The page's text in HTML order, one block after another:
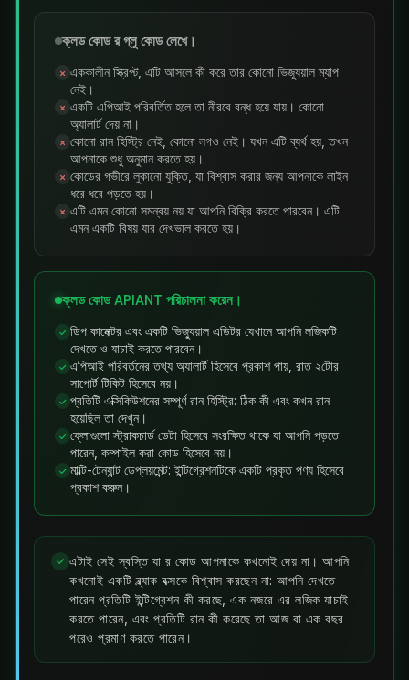
ক্লড কোড র গ্লু কোড লেখে।
✗ এককালীন স্ক্রিপ্ট, এটি আসলে কী করে তার কোনো ভিজ্যুয়াল ম্যাপ
নেই।
✗ একটি এপিআই পরিবর্তিত হলে তা নীরবে বন্ধ হয়ে যায়। কোনো
অ্যালার্ট দেয় না।
✗ কোনো রান হিস্ট্রি নেই, কোনো লগও নেই। যখন এটি ব্যর্থ হয়, তখন
আপনাকে শুধু অনুমান করতে হয়।
✗ কোডের গভীরে লুকানো যুক্তি, যা বিশ্বাস করার জন্য আপনাকে লাইন
ধরে ধরে পড়তে হয়।
✗ এটি এমন কোনো সমন্বয় নয় যা আপনি বিক্রি করতে পারবেন। এটি
এমন একটি বিষয় যার দেখভাল করতে হয়।
ক্লড কোড APIANT পরিচালনা করেন।
✓ ডিপ কানেক্টর এবং একটি ভিজ্যুয়াল এডিটর যেখানে আপনি লজিকটি
দেখতে ও যাচাই করতে পারবেন।
✓ এপিআই পরিবর্তনের তথ্য অ্যালার্ট হিসেবে প্রকাশ পায়, রাত ২টোর
সাপোর্ট টিকিট হিসেবে নয়।
✓ প্রতিটি এক্সিকিউশনের সম্পূর্ণ রান হিস্ট্রি: ঠিক কী এবং কখন রান
হয়েছিল তা দেখুন।
✓ ফ্লোগুলো স্ট্রাকচার্ড ডেটা হিসেবে সংরক্ষিত থাকে যা আপনি পড়তে
পারেন, কম্পাইল করা কোড হিসেবে নয়।
✓ মাল্টি-টেন্যান্ট ডেপ্লয়মেন্ট: ইন্টিগ্রেশনটিকে একটি প্রকৃত পণ্য হিসেবে
প্রকাশ করুন।
✓ এটাই সেই স্বস্তি যা র কোড আপনাকে কখনোই দেয় না। আপনি
কখনোই একটি ব্ল্যাক বক্সকে বিশ্বাস করছেন না: আপনি দেখতে
পারেন প্রতিটি ইন্টিগ্রেশন কী করছে, এক নজরে এর লজিক যাচাই
করতে পারেন, এবং প্রতিটি রান কী করেছে তা আজ বা এক বছর
পরেও প্রমাণ করতে পারেন।